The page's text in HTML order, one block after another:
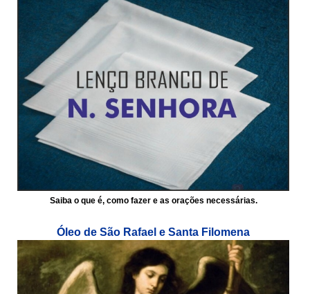
Saiba o que é, como fazer e as orações necessárias.
Óleo de São Rafael e Santa Filomena